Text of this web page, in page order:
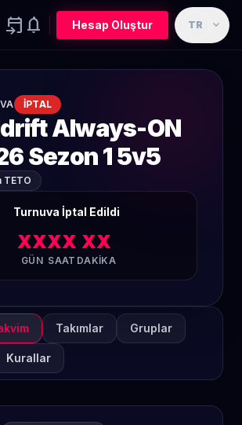
event_upcoming notifications Hesap Oluştur TR expand_more
İPTAL
Always-ON
Sezon 1 5v5
TETO
Turnuva İptal Edildi
XX
GÜN
XX
SAAT
XX
DAKIKA
Takımlar Gruplar
Kurallar